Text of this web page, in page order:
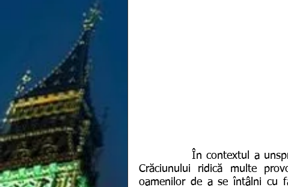
Crăciunului ridică multe
oamenilor de a se întâlni cu